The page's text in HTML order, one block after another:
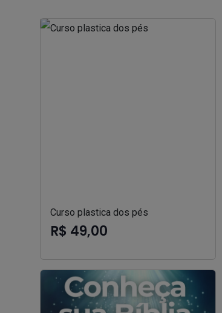
Curso plastica dos pés
R$ 49,00